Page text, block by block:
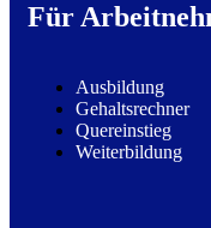
Für
Ausbildung
Gehaltsrechner
Quereinstieg
Weiterbildung